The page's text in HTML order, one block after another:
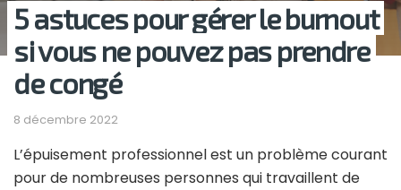
5 astuces pour gérer le burnout
si vous ne pouvez pas prendre
de congé
8 décembre 2022
L’épuisement professionnel est un problème courant
pour de nombreuses personnes qui travaillent de